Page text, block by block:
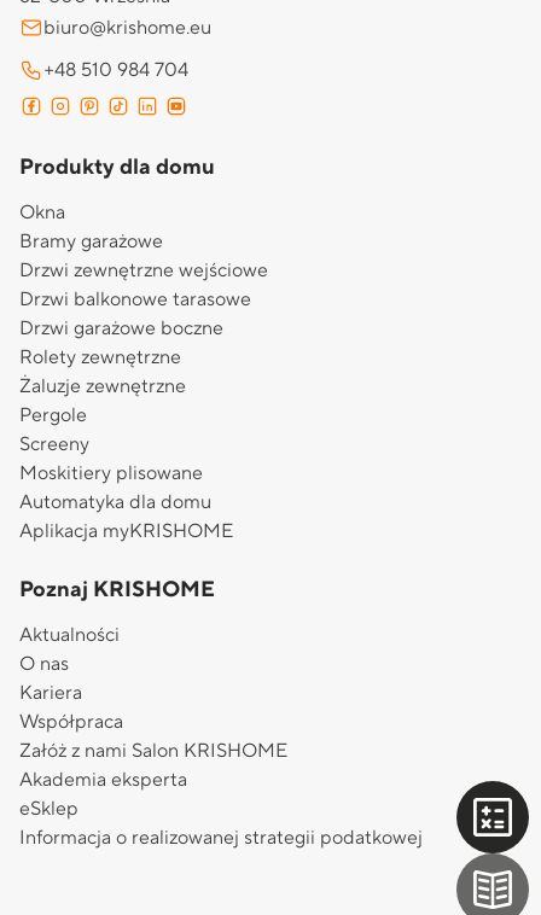
biuro@krishome.eu
+48 510 984 704
Produkty dla domu
Okna
Bramy garażowe
Drzwi zewnętrzne wejściowe
Drzwi balkonowe tarasowe
Drzwi garażowe boczne
Rolety zewnętrzne
Żaluzje zewnętrzne
Pergole
Screeny
Moskitiery plisowane
Automatyka dla domu
Aplikacja myKRISHOME
Poznaj KRISHOME
Aktualności
O nas
Kariera
Współpraca
Załóż z nami Salon KRISHOME
Akademia eksperta
eSklep
Informacja o realizowanej strategii podatkowej